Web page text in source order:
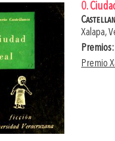
0.
Xalapa,
Premios:
Premio